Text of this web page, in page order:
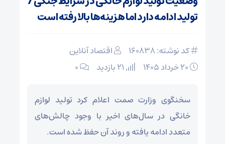
تولید ادامه دارد اما هزینه‌ها بالا رفته است
کد نوشته: 160838
اقتصاد آنلاین
۰
سخنگوی وزارت صمت اعلام کرد تولید لوازم
خانگی در سال‌های اخیر با وجود چالش‌های
متعدد ادامه یافته و روند آن حفظ شده است.